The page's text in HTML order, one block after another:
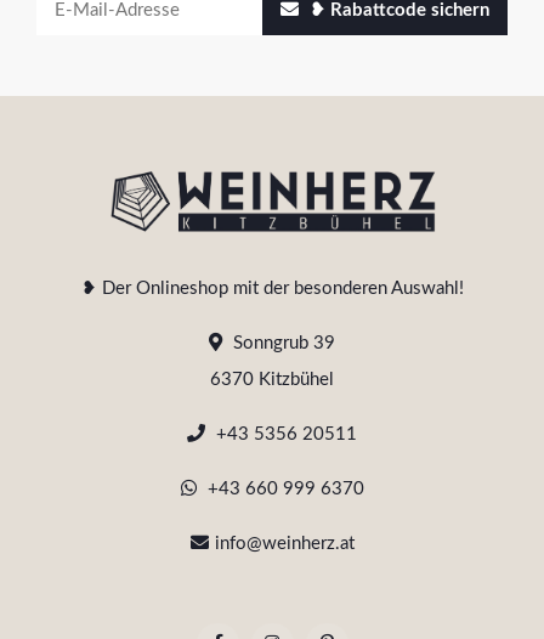
❥ Rabattcode sichern
❥ Der Onlineshop mit der besonderen Auswahl!
Sonngrub 39
6370 Kitzbühel
+43 5356 20511
+43 660 999 6370
info@weinherz.at